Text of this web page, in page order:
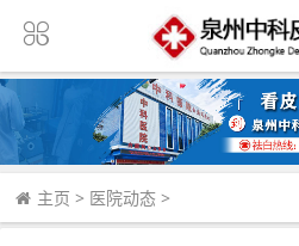
主页 > 医院动态 >